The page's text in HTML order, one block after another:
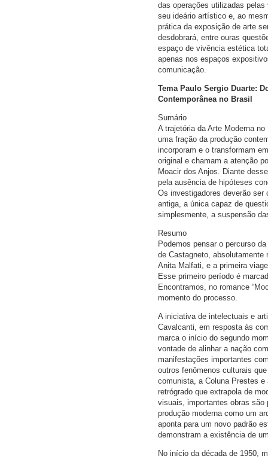
das operações utilizadas
seu ideário artístico e, ao
prática da exposição de arte
desdobrará, entre ouras
espaço de vivência estética
apenas nos espaços
comunicação.
Tema Paulo Sergio Duarte:
Contemporânea no Brasil
Sumário
A trajetória da Arte Moderna
uma fração da produção
incorporam e o transformam
original e chamam a atenção
Moacir dos Anjos. Diante
pela ausência de hipóteses
Os investigadores deverão
antiga, a única capaz de
simplesmente, a suspensão
Resumo
Podemos pensar o percurso
de Castagneto,
Anita Malfati, e a primeira
Esse primeiro período é
Encontramos, no romance
momento do processo.
A iniciativa de intelectuais e
Cavalcanti, em resposta às
marca o início do segundo
vontade de alinhar a nação
manifestações importantes
outros fenômenos culturais
comunista, a Coluna Prestes
retrógrado que extrapola de
visuais, importantes obras
produção moderna como um
aponta para um novo padrão
demonstram a existência de
No início da década de 1950,